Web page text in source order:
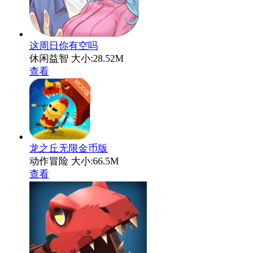
这周日你有空吗
休闲益智 大小:28.52M
查看
龙之丘无限金币版
动作冒险 大小:66.5M
查看